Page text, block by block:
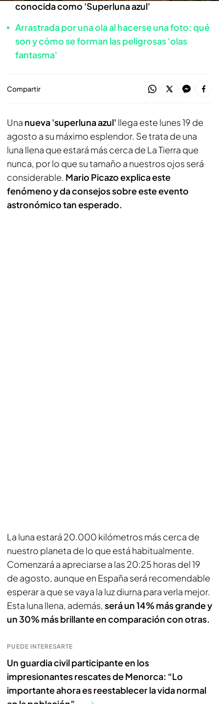
conocida como 'Superluna azul'
Arrastrada por una ola al hacerse una foto: qué
son y cómo se forman las peligrosas 'olas
fantasma'
Compartir
Una nueva 'superluna azul' llega este lunes 19 de
agosto a su máximo esplendor. Se trata de una
luna llena que estará más cerca de La Tierra que
nunca, por lo que su tamaño a nuestros ojos será
considerable. Mario Picazo explica este
fenómeno y da consejos sobre este evento
astronómico tan esperado.
La luna estará 20.000 kilómetros más cerca de
nuestro planeta de lo que está habitualmente.
Comenzará a apreciarse a las 20:25 horas del 19
de agosto, aunque en España será recomendable
esperar a que se vaya la luz diurna para verla mejor.
Esta luna llena, además, será un 14% más grande y
un 30% más brillante en comparación con otras.
PUEDE INTERESARTE
Un guardia civil participante en los
impresionantes rescates de Menorca: “Lo
importante ahora es reestablecer la vida normal